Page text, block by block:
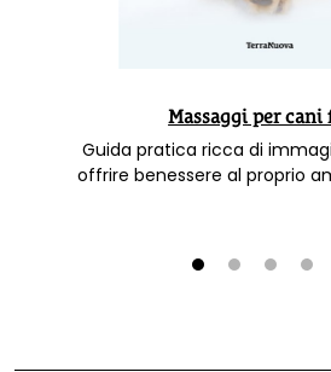
Massaggi per cani
Guida pratica ricca di
offrire benessere